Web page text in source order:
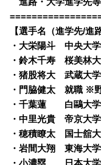
・進路・大学進学先等
【選手名（進学先/進
・ 大栄陽斗 中央大学
・鈴木千寿 桜美林
・猪股将大 武蔵大学
・ 門脇健太 就職 ※
・千葉蓮 白鷗大学
・中里光貴 帝京大学
・穂積瞭太 国士舘
・岩間大翔 東海大